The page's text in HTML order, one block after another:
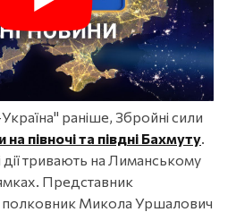
раніше, Збройні сили
півночі та півдні Бахмуту
дії тривають на Лиманському
Представник
полковник Микола Уршалович